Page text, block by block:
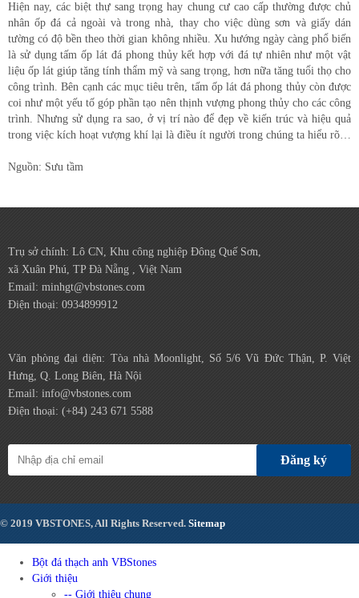
Hiện nay, các biệt thự sang trọng hay chung cư cao cấp thường được chủ
nhân ốp đá cả ngoài và trong nhà, thay cho việc dùng sơn và giấy dán
tường có độ bền theo thời gian không nhiều. Xu hướng ngày càng phổ biến
là sử dụng tấm ốp lát đá phong thủy kết hợp với đá tự nhiên như một vật
liệu ốp lát giúp tăng tính thẩm mỹ và sang trọng, hơn nữa tăng tuổi thọ cho
công trình. Bên cạnh các mục tiêu trên, tấm ốp lát đá phong thủy còn được
coi như một yếu tố góp phần tạo nên thịnh vượng phong thủy cho các công
trình. Nhưng sử dụng ra sao, ở vị trí nào để đẹp về kiến trúc và hiệu quả
trong việc kích hoạt vượng khí lại là điều ít người trong chúng ta hiểu rõ…
Nguồn: Sưu tầm
Trụ sở chính: Lô CN, Khu công nghiệp Đông Quế Sơn,
xã Xuân Phú, TP Đà Nẵng , Việt Nam
Email: minhgt@vbstones.com
Điện thoại: 0934899912
Văn phòng đại diện: Tòa nhà Moonlight, Số 5/6 Vũ Đức Thận, P. Việt
Hưng, Q. Long Biên, Hà Nội
Email: info@vbstones.com
Điện thoại: (+84) 243 671 5588
Đăng ký
© 2019 VBSTONES, All Rights Reserved. Sitemap
Bột đá thạch anh VBStones
Giới thiệu
-- Giới thiệu chung